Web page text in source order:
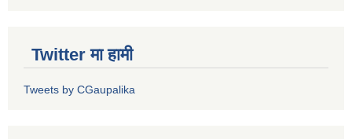
Twitter मा हामी
Tweets by CGaupalika